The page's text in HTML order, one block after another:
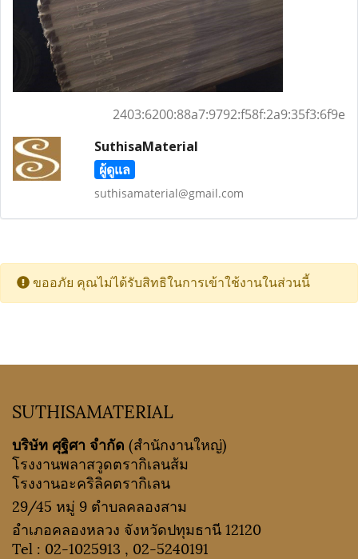
2403:6200:88a7:9792:f58f:2a9:35f3:6f9e
SuthisaMaterial
ผู้ดูแล
suthisamaterial@gmail.com
ขออภัย คุณไม่ได้รับสิทธิในการเข้าใช้งานในส่วนนี้
SUTHISAMATERIAL
บริษัท ศุฐิศา จำกัด (สำนักงานใหญ่)
โรงงานพลาสวูดตรากิเลนส้ม
โรงงานอะคริลิคตรากิเลน
29/45 หมู่ 9 ตำบลคลองสาม
อำเภอคลองหลวง จังหวัดปทุมธานี 12120
Tel : 02-1025913 , 02-5240191